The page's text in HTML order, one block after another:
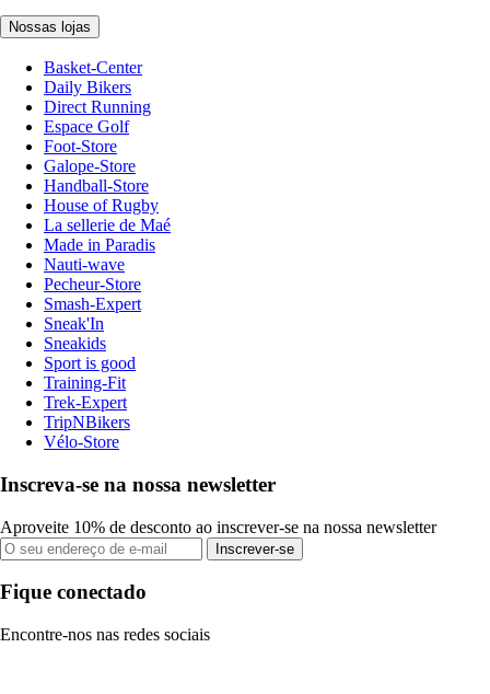
Nossas lojas
Basket-Center
Daily Bikers
Direct Running
Espace Golf
Foot-Store
Galope-Store
Handball-Store
House of Rugby
La sellerie de Maé
Made in Paradis
Nauti-wave
Pecheur-Store
Smash-Expert
Sneak'In
Sneakids
Sport is good
Training-Fit
Trek-Expert
TripNBikers
Vélo-Store
Inscreva-se na nossa newsletter
Aproveite 10% de desconto ao inscrever-se na nossa newsletter
Inscrever-se
Fique conectado
Encontre-nos nas redes sociais